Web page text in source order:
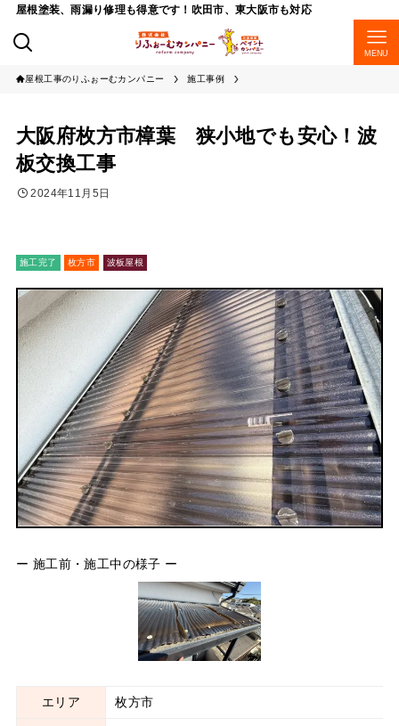
屋根塗装、雨漏り修理も得意です！吹田市、東大阪市も対応
MENU
屋根工事のりふぉーむカンパニー 施工事例
大阪府枚方市樟葉 狭小地でも安心！波
板交換工事
2024年11月5日
施工完了 枚方市 波板屋根
ー 施工前・施工中の様子 ー
エリア 枚方市